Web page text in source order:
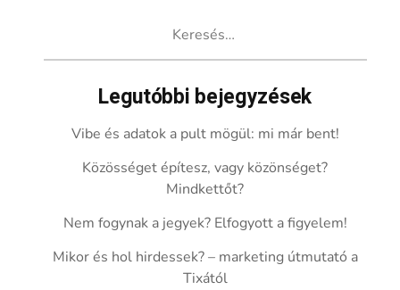
Legutóbbi bejegyzések
Vibe és adatok a pult mögül: mi már bent!
Közösséget építesz, vagy közönséget?
Mindkettőt?
Nem fogynak a jegyek? Elfogyott a figyelem!
Mikor és hol hirdessek? – marketing útmutató a
Tixától